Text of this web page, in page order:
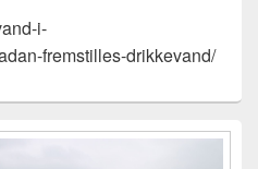
i-
fremstilles-drikkevand/